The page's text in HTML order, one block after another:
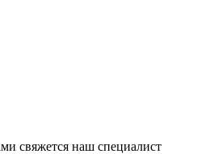
свяжется наш специалист